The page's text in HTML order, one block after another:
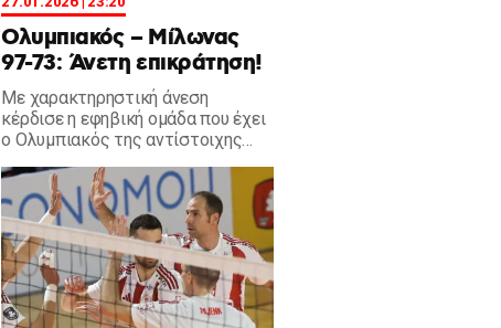
Ολυμπιακός – Μίλωνας
97-73: Άνετη επικράτηση!
Με χαρακτηρηστική άνεση
κέρδισε η εφηβική ομάδα που έχει
ο Ολυμπιακός της αντίστοιχης
73 στο ΣΕΦ.